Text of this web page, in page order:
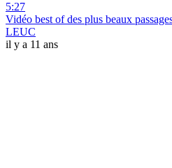
5:27
Vidéo best of des plus beaux
LEUC
il y a 11 ans